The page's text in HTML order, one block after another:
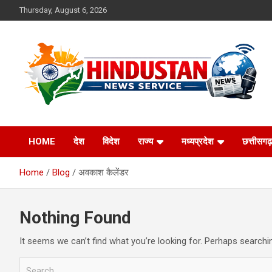
to
Thursday, August 6, 2026
Hindustan News
Service
HOME देश विदेश राज्य मध्यप्रदेश छत्तीसगढ़
Home Blog अवकाश कैलेंडर
Nothing Found
It seems we can’t find what you’re looking for. Perhaps